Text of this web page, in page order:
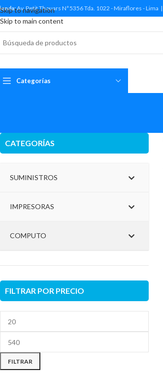
Skip to navigation
Skip to main content
Av. Petit Thouars Nª 5356 Tda. 1022 - Miraflores - Lima |
Categorías
CATEGORÍAS
SUMINISTROS
IMPRESORAS
COMPUTO
FILTRAR POR PRECIO
FILTRAR